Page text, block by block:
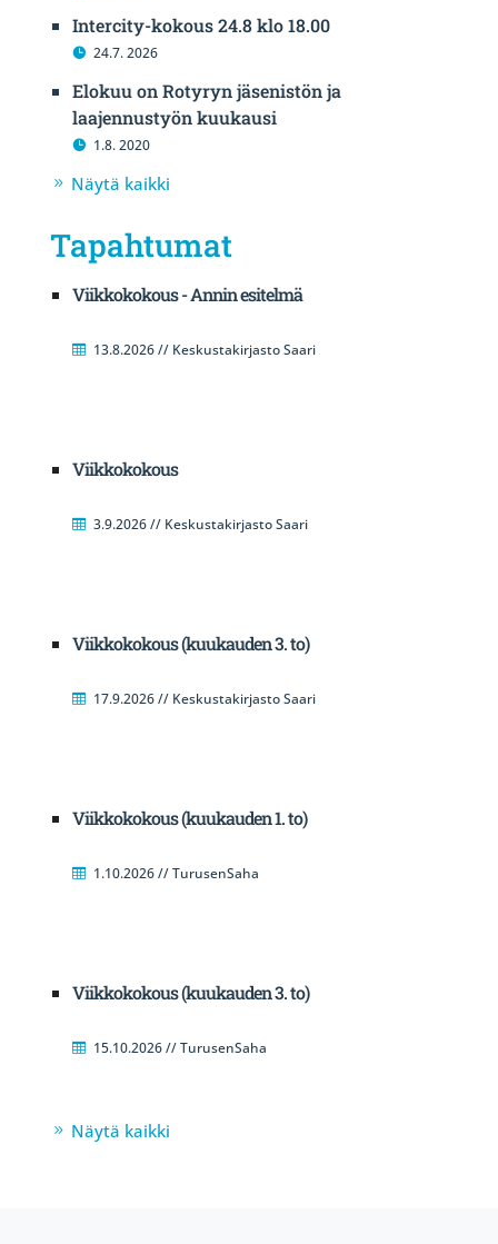
Intercity-kokous 24.8 klo 18.00
24.7. 2026
Elokuu on Rotyryn jäsenistön ja
laajennustyön kuukausi
1.8. 2020
Näytä kaikki
Tapahtumat
Viikkokokous - Annin esitelmä
13.8.2026 // Keskustakirjasto Saari
Viikkokokous
3.9.2026 // Keskustakirjasto Saari
Viikkokokous (kuukauden 3. to)
17.9.2026 // Keskustakirjasto Saari
Viikkokokous (kuukauden 1. to)
1.10.2026 // TurusenSaha
Viikkokokous (kuukauden 3. to)
15.10.2026 // TurusenSaha
Näytä kaikki